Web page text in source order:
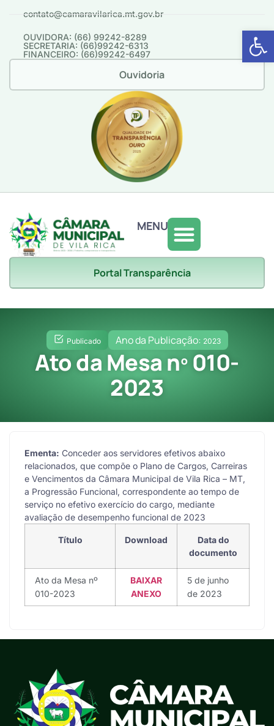
Abrir
contato@camaravilarica.mt.gov.br
OUVIDORA: (66) 99242-8289
SECRETARIA: (66)99242-6313
FINANCEIRO: (66)99242-6497
Ouvidoria
MENU
Portal Transparência
Publicado Ano da Publicação: 2023
Ato da Mesa nº 010-
2023
Ementa: Conceder aos servidores efetivos abaixo
relacionados, que compõe o Plano de Cargos, Carreiras
e Vencimentos da Câmara Municipal de Vila Rica – MT,
a Progressão Funcional, correspondente ao tempo de
serviço no efetivo exercício do cargo, mediante
avaliação de desempenho funcional de 2023
Título Download
Data do
documento
Ato da Mesa nº
010-2023
BAIXAR
ANEXO
5 de junho
de 2023